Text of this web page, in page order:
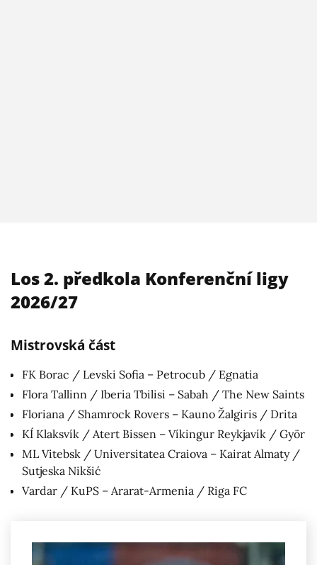
Los 2. předkola Konferenční ligy
2026/27
Mistrovská část
FK Borac / Levski Sofia – Petrocub / Egnatia
Flora Tallinn / Iberia Tbilisi – Sabah / The New Saints
Floriana / Shamrock Rovers – Kauno Žalgiris / Drita
KÍ Klaksvík / Atert Bissen – Víkingur Reykjavík / Györ
ML Vitebsk / Universitatea Craiova – Kairat Almaty /
Sutjeska Nikšić
Vardar / KuPS – Ararat-Armenia / Riga FC